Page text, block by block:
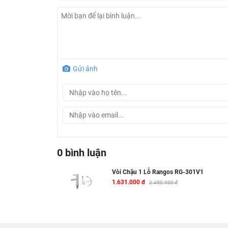
- Sản phẩm cầm chắc nặng.
cơ. Gửi ảnh
0 bình luận
Vòi Chậu 1 Lỗ Rangos RG-301V1
1.631.000 đ
2.450.000 đ